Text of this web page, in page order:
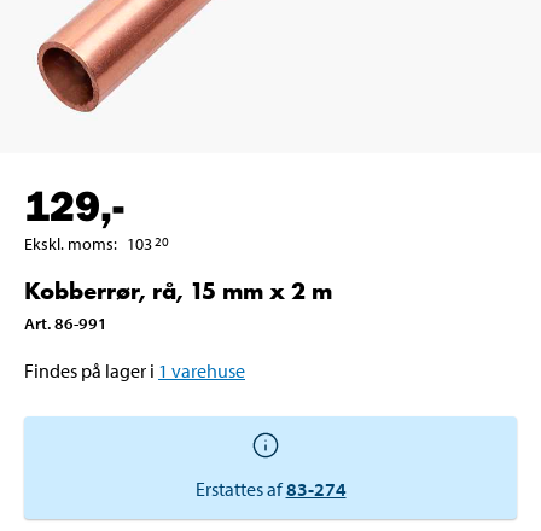
129,-
Ekskl. moms: 10320
Kobberrør, rå, 15 mm x 2 m
Art.86-991
Findes på lager i 1 varehuse
Erstattes af83-274